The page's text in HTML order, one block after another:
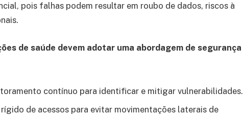
pois falhas podem resultar em roubo de dados, riscos à
de saúde devem adotar uma abordagem de segurança
contínuo para identificar e mitigar vulnerabilidades.
de acessos para evitar movimentações laterais de